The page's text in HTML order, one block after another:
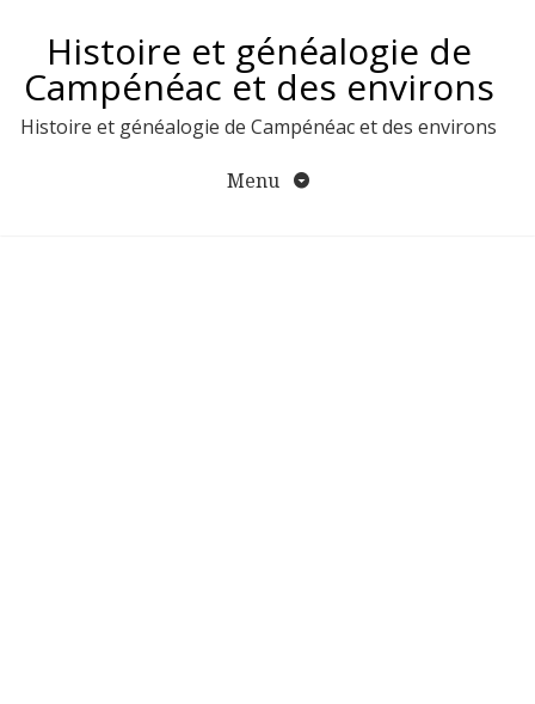
contenuHistoire et généalogie de
Campénéac et des environs
Histoire et généalogie de Campénéac et des environs
Menu